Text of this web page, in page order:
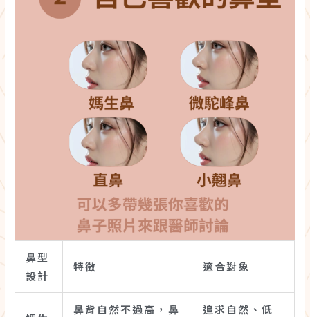
鼻型
設計
特徵 適合對象
鼻背自然不過高，鼻
追求自然、低